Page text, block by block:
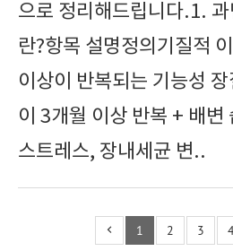
으로 정리해드립니다.1. 과
란?항목 설명정의기질적
이상이 반복되는 기능성
이 3개월 이상 반복 + 배변
스트레스, 장내세균 변..
1 2 3